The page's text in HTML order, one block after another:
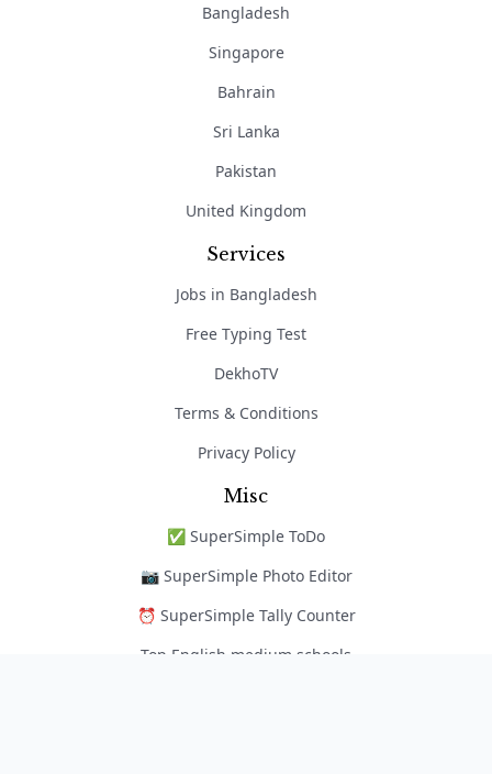
Bangladesh
Singapore
Bahrain
Sri Lanka
Pakistan
United Kingdom
Services
Jobs in Bangladesh
Free Typing Test
DekhoTV
Terms & Conditions
Privacy Policy
Misc
✅ SuperSimple ToDo
📷 SuperSimple Photo Editor
⏰ SuperSimple Tally Counter
Top English medium schools